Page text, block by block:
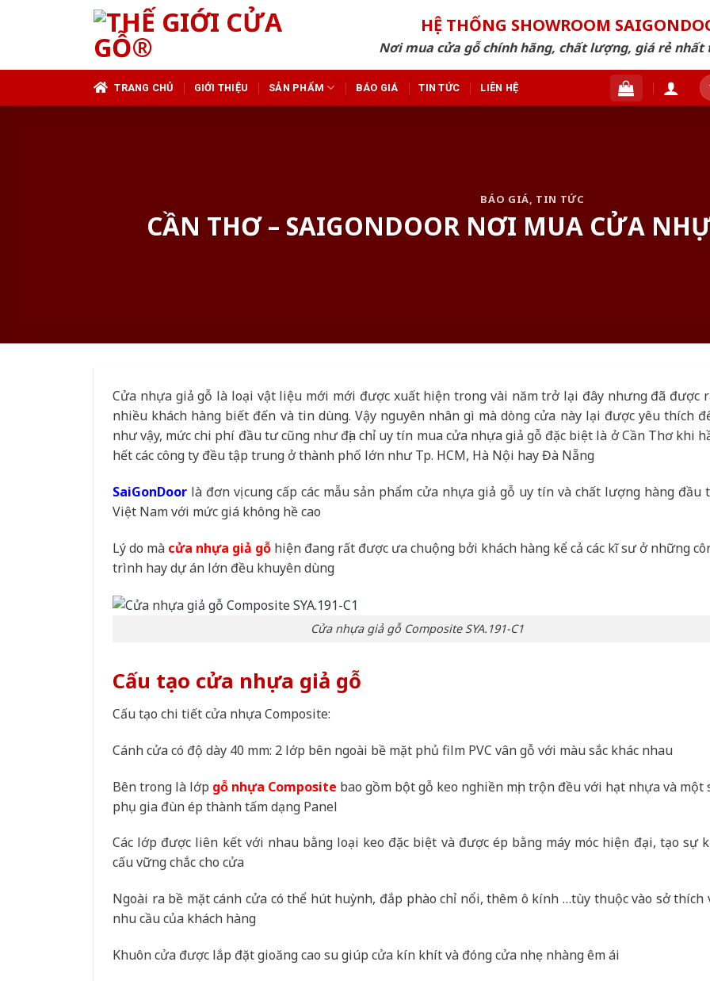
HỆ THỐNG SHOWROOM
Nơi mua cửa gỗ chính hãng, chất lượng, giá rẻ nhất
TRANG CHỦ GIỚI THIỆU SẢN PHẨM BÁO GIÁ TIN TỨC LIÊN HỆ
BÁO GIÁ, TIN TỨC
CẦN THƠ – SAIGONDOOR NƠI MUA CỬA
Cửa nhựa giả gỗ là loại vật liệu mới mới được xuất hiện trong vài năm trở lại đây nhưng đã được
nhiều khách hàng biết đến và tin dùng. Vậy nguyên nhân gì mà dòng cửa này lại được yêu thích
như vậy, mức chi phí đầu tư cũng như địa chỉ uy tín mua cửa nhựa giả gỗ đặc biệt là ở Cần Thơ khi
hết các công ty đều tập trung ở thành phố lớn như Tp. HCM, Hà Nội hay Đà Nẵng
SaiGonDoor là đơn vị cung cấp các mẫu sản phẩm cửa nhựa giả gỗ uy tín và chất lượng hàng đầu
Việt Nam với mức giá không hề cao
Lý do mà cửa nhựa giả gỗ hiện đang rất được ưa chuộng bởi khách hàng kể cả các kĩ sư ở những
trình hay dự án lớn đều khuyên dùng
Cửa nhựa giả gỗ Composite SYA.191-C1
Cấu tạo cửa nhựa giả gỗ
Cấu tạo chi tiết cửa nhựa Composite:
Cánh cửa có độ dày 40 mm: 2 lớp bên ngoài bề mặt phủ film PVC vân gỗ với màu sắc khác nhau
Bên trong là lớp gỗ nhựa Composite bao gồm bột gỗ keo nghiền mịn trộn đều với hạt nhựa và một
phụ gia đùn ép thành tấm dạng Panel
Các lớp được liên kết với nhau bằng loại keo đặc biệt và được ép bằng máy móc hiện đại, tạo sự
cấu vững chắc cho cửa
Ngoài ra bề mặt cánh cửa có thể hút huỳnh, đắp phào chỉ nổi, thêm ô kính …tùy thuộc vào sở thích
nhu cầu của khách hàng
Khuôn cửa được lắp đặt gioăng cao su giúp cửa kín khít và đóng cửa nhẹ nhàng êm ái